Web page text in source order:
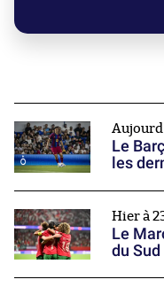
Le
les
Hier à
Le
du